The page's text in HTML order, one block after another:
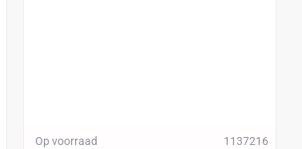
Op voorraad 1137216